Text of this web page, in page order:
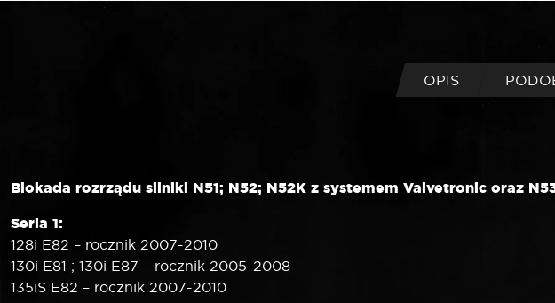
OPIS
Blokada rozrządu silniki N51; N52; N52K z systemem Valvetronic oraz
Seria 1:
128i E82 – rocznik 2007-2010
130i E81 ; 130i E87 – rocznik 2005-2008
135iS E82 – rocznik 2007-2010